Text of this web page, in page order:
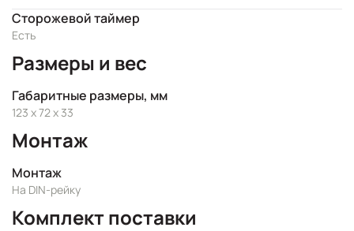
Сторожевой таймер
Есть
Размеры и вес
Габаритные размеры, мм
123 x 72 x 33
Монтаж
Монтаж
На DIN-рейку
Комплект поставки